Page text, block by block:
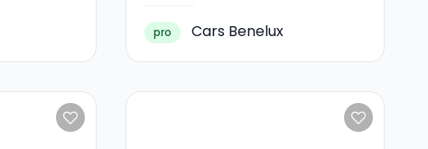
pro Cars Benelux